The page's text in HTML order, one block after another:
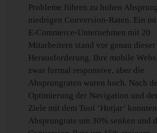
Probleme führen zu hohen
niedrigen Conversion-Raten. Ein
E-Commerce-Unternehmen mit 20
Mitarbeitern stand vor genau dieser
Herausforderung. Ihre mobile
zwar formal responsive, aber die
Absprungraten waren hoch. Nach
Optimierung der Navigation und
Ziele mit dem Tool ‘Hotjar’
Absprungrate um 30% senken und